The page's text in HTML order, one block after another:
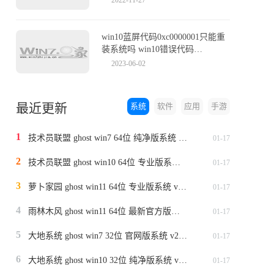
win10蓝屏代码0xc0000001只能重
装系统吗 win10错误代码
0xc0000001怎么解决
2023-06-02
最近更新 手游
应用
软件
系统
1 01-17
2 01-17
3 01-17
4 01-17
5 01-17
6 01-17